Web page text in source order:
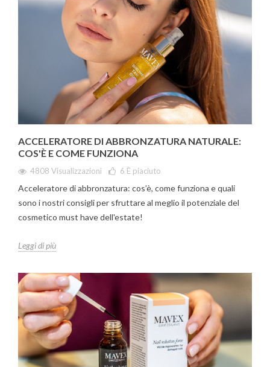
ACCELERATORE DI ABBRONZATURA NATURALE:
COS'È E COME FUNZIONA
4808 Visualizzazioni 6 È piaciuto
Acceleratore di abbronzatura: cos’è, come funziona e quali
sono i nostri consigli per sfruttare al meglio il potenziale del
cosmetico must have dell'estate!
Leggi di più